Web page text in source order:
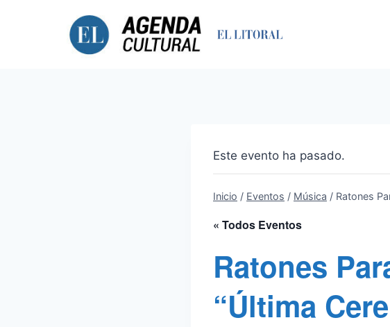
Este evento ha pasado.
Inicio / Eventos / Música / Ratones
« Todos Eventos
Ratones
“Última